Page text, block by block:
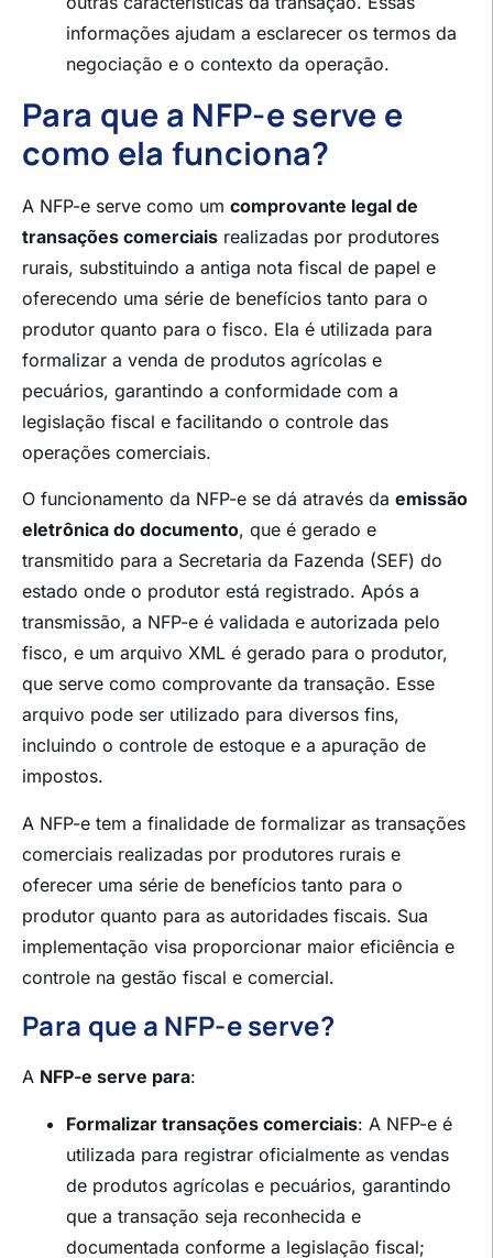
informações ajudam a esclarecer os termos da
negociação e o contexto da operação.
Para que a NFP-e serve e
como ela funciona?
A NFP-e serve como um comprovante legal de
transações comerciais realizadas por produtores
rurais, substituindo a antiga nota fiscal de papel e
oferecendo uma série de benefícios tanto para o
produtor quanto para o fisco. Ela é utilizada para
formalizar a venda de produtos agrícolas e
pecuários, garantindo a conformidade com a
legislação fiscal e facilitando o controle das
operações comerciais.
O funcionamento da NFP-e se dá através da emissão
eletrônica do documento, que é gerado e
transmitido para a Secretaria da Fazenda (SEF) do
estado onde o produtor está registrado. Após a
transmissão, a NFP-e é validada e autorizada pelo
fisco, e um arquivo XML é gerado para o produtor,
que serve como comprovante da transação. Esse
arquivo pode ser utilizado para diversos fins,
incluindo o controle de estoque e a apuração de
impostos.
A NFP-e tem a finalidade de formalizar as transações
comerciais realizadas por produtores rurais e
oferecer uma série de benefícios tanto para o
produtor quanto para as autoridades fiscais. Sua
implementação visa proporcionar maior eficiência e
controle na gestão fiscal e comercial.
Para que a NFP-e serve?
A NFP-e serve para:
Formalizar transações comerciais: A NFP-e é
utilizada para registrar oficialmente as vendas
de produtos agrícolas e pecuários, garantindo
que a transação seja reconhecida e
documentada conforme a legislação fiscal;